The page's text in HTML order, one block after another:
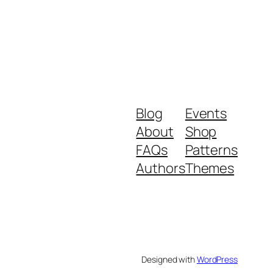
Blog
About
FAQs
Authors
Events
Shop
Patterns
Themes
Designed withWordPress